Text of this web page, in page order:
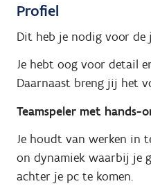
Profiel
Dit heb je nodig voor de
Je hebt oog voor detail
Daarnaast breng jij het
Teamspeler met hands-
Je houdt van werken in
on dynamiek waarbij je
achter je pc te komen.